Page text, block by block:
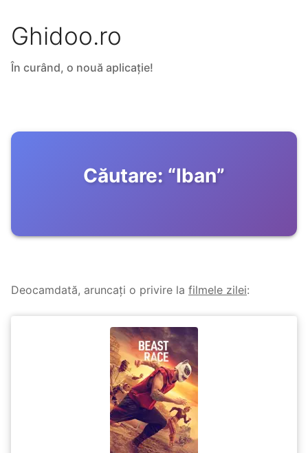
Ghidoo.ro
În curând, o nouă aplicație!
Căutare: “Iban”
Deocamdată, aruncați o privire la filmele zilei: